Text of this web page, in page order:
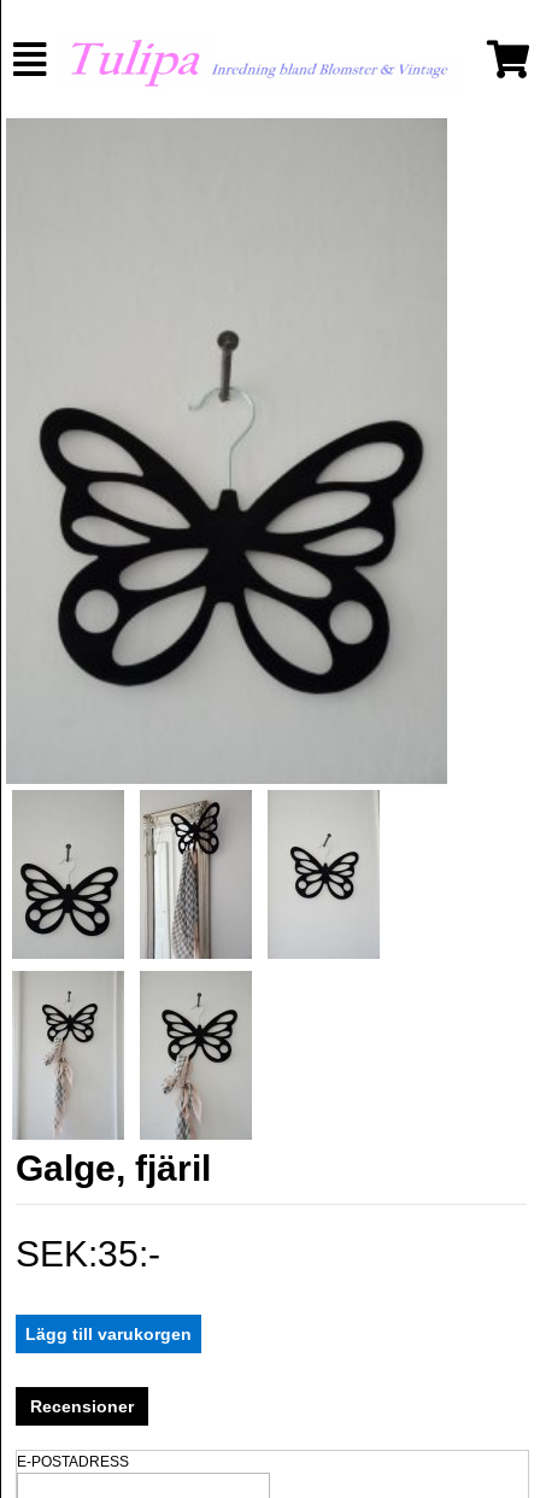
Galge, fjäril
SEK:35:-
Recensioner
E-POSTADRESS